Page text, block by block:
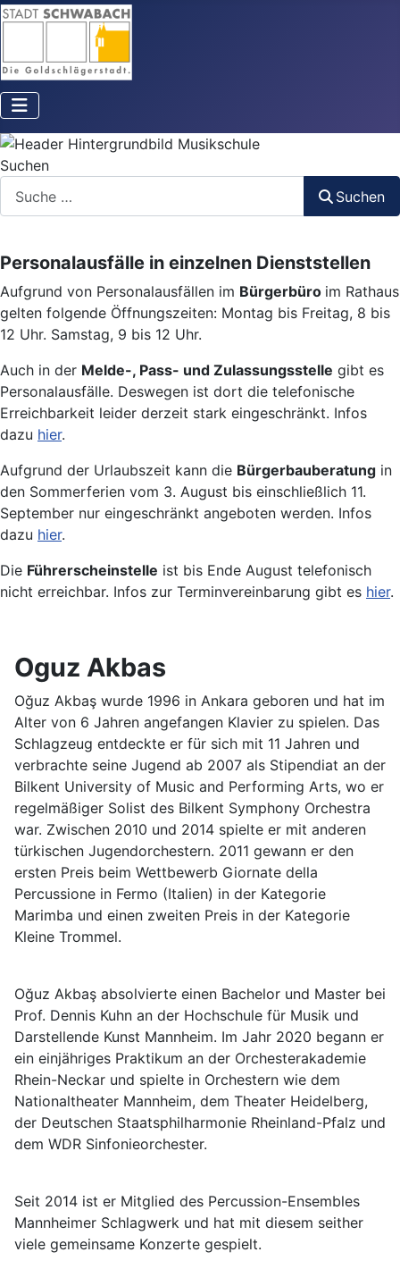
Suchen
Suchen
Personalausfälle in einzelnen Dienststellen
Aufgrund von Personalausfällen im Bürgerbüro im Rathaus
gelten folgende Öffnungszeiten: Montag bis Freitag, 8 bis
12 Uhr. Samstag, 9 bis 12 Uhr.
Auch in der Melde-, Pass- und Zulassungsstelle gibt es
Personalausfälle. Deswegen ist dort die telefonische
Erreichbarkeit leider derzeit stark eingeschränkt. Infos
dazu hier.
Aufgrund der Urlaubszeit kann die Bürgerbauberatung in
den Sommerferien vom 3. August bis einschließlich 11.
September nur eingeschränkt angeboten werden. Infos
dazu hier.
Die Führerscheinstelle ist bis Ende August telefonisch
nicht erreichbar. Infos zur Terminvereinbarung gibt es hier.
Oguz Akbas
Oğuz Akbaş wurde 1996 in Ankara geboren und hat im
Alter von 6 Jahren angefangen Klavier zu spielen. Das
Schlagzeug entdeckte er für sich mit 11 Jahren und
verbrachte seine Jugend ab 2007 als Stipendiat an der
Bilkent University of Music and Performing Arts, wo er
regelmäßiger Solist des Bilkent Symphony Orchestra
war. Zwischen 2010 und 2014 spielte er mit anderen
türkischen Jugendorchestern. 2011 gewann er den
ersten Preis beim Wettbewerb Giornate della
Percussione in Fermo (Italien) in der Kategorie
Marimba und einen zweiten Preis in der Kategorie
Kleine Trommel.
Oğuz Akbaş absolvierte einen Bachelor und Master bei
Prof. Dennis Kuhn an der Hochschule für Musik und
Darstellende Kunst Mannheim. Im Jahr 2020 begann er
ein einjähriges Praktikum an der Orchesterakademie
Rhein-Neckar und spielte in Orchestern wie dem
Nationaltheater Mannheim, dem Theater Heidelberg,
der Deutschen Staatsphilharmonie Rheinland-Pfalz und
dem WDR Sinfonieorchester.
Seit 2014 ist er Mitglied des Percussion-Ensembles
Mannheimer Schlagwerk und hat mit diesem seither
viele gemeinsame Konzerte gespielt.